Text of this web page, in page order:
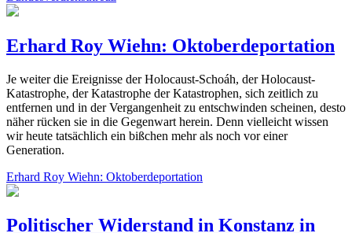
Erhard Roy Wiehn: Oktoberdeportation
Je weiter die Ereignisse der Holocaust-Schoáh, der Holocaust-
Katastrophe, der Katastrophe der Katastrophen, sich zeitlich zu
entfernen und in der Vergangenheit zu entschwinden scheinen, desto
näher rücken sie in die Gegenwart herein. Denn vielleicht wissen
wir heute tatsächlich ein bißchen mehr als noch vor einer
Generation.
Erhard Roy Wiehn: Oktoberdeportation
Politischer Widerstand in Konstanz in